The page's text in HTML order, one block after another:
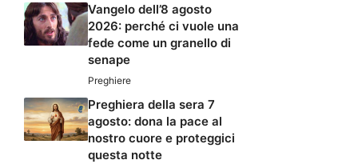
Vangelo dell’8 agosto
2026: perché ci vuole una
fede come un granello di
senape
Preghiere
Preghiera della sera 7
agosto: dona la pace al
nostro cuore e proteggici
questa notte